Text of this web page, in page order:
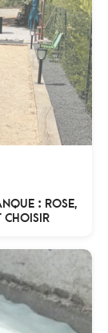
: ROSE,
CHOISIR